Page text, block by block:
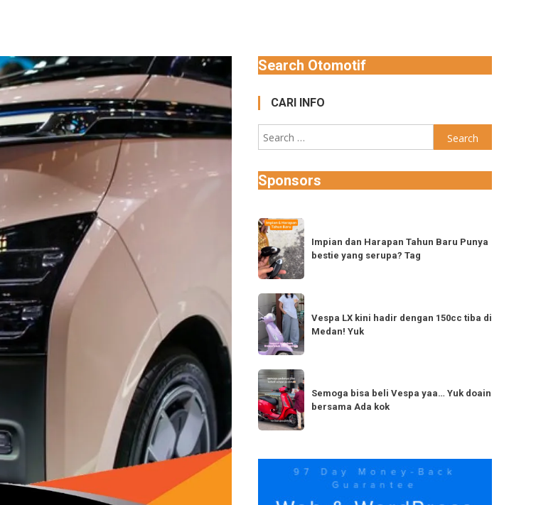
Search Otomotif
CARI INFO
Search
for:
Sponsors
Impian
dan
Harapan
Tahun
Baru
Punya
bestie
yang
Tag
Impian dan Harapan Tahun Baru Punya
bestie yang serupa? Tag
Vespa
LX
kini
hadir
dengan
150cc
tiba
di
Yuk
Vespa LX kini hadir dengan 150cc tiba di
Medan! Yuk
Semoga
bisa
beli
Vespa
Yuk
bersama
Semoga bisa beli Vespa yaa… Yuk doain
bersama Ada kok